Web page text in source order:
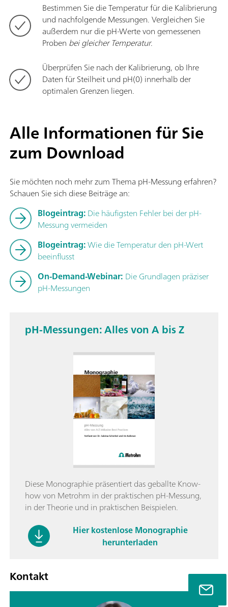
Bestimmen Sie die Temperatur für die Kalibrierung
und nachfolgende Messungen. Vergleichen Sie
außerdem nur die pH-Werte von gemessenen
Proben bei gleicher Temperatur.
Überprüfen Sie nach der Kalibrierung, ob Ihre
Daten für Steilheit und pH(0) innerhalb der
optimalen Grenzen liegen.
Alle Informationen für Sie
zum Download
Sie möchten noch mehr zum Thema pH-Messung erfahren?
Schauen Sie sich diese Beiträge an:
Blogeintrag:Die häufigsten Fehler bei der pH-
Messung vermeiden
Blogeintrag:Wie die Temperatur den pH-Wert
beeinflusst
On-Demand-Webinar: Die Grundlagen präziser
pH-Messungen
pH-Messungen: Alles von A bis Z
Diese Monographie präsentiert das geballte Know-
how von Metrohm in der praktischen pH-Messung,
in der Theorie und in praktischen Beispielen.
Hier kostenlose Monographie
herunterladen
Kontakt